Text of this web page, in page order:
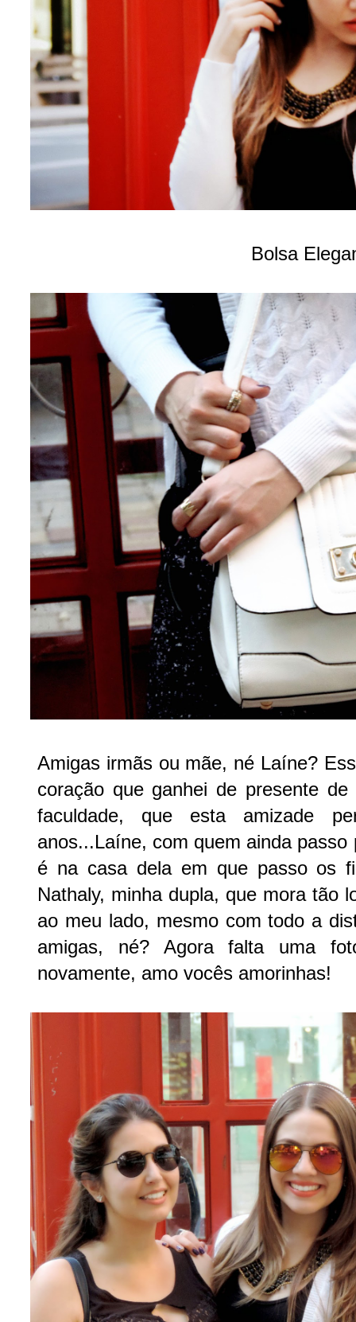
Bolsa
Amigas irmãs ou mãe, né Laíne?
coração que ganhei de presente
faculdade, que esta amizade
anos...Laíne, com quem ainda
é na casa dela em que passo os
Nathaly, minha dupla, que mora tão
ao meu lado, mesmo com todo a
amigas, né? Agora falta uma
novamente, amo vocês amorinhas!